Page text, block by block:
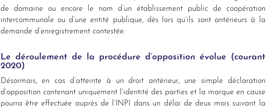
de domaine ou encore le nom d’un établissement public de coopération
intercommunale ou d’une entité publique, dès lors qu’ils sont antérieurs à la
demande d’enregistrement contestée.
Le déroulement de la procédure d’opposition évolue (courant
2020)
Désormais, en cas d’atteinte à un droit antérieur, une simple déclaration
d’opposition contenant uniquement l’identité des parties et la marque en cause
pourra être effectuée auprès de l’INPI dans un délai de deux mois suivant la